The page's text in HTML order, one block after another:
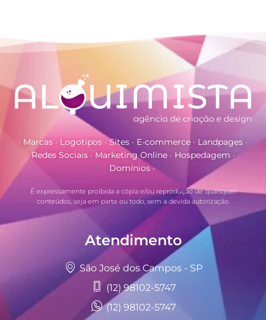
· Marcas · Logotipos · Sites · E-commerce · Landpages ·
Redes Sociais · Marketing Online · Hospedagem ·
Domínios ·
É expressamente proibida a cópia e/ou reprodução de quaisquer
conteúdos, seja em parte ou todo, sem a devida autorização.
Atendimento
São José dos Campos - SP
(12) 98102-5747
(12) 98102-5747